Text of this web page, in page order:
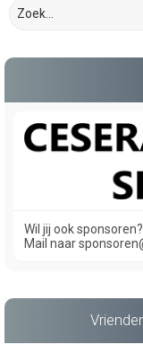
Wil jij ook sponsoren?
Mail naar